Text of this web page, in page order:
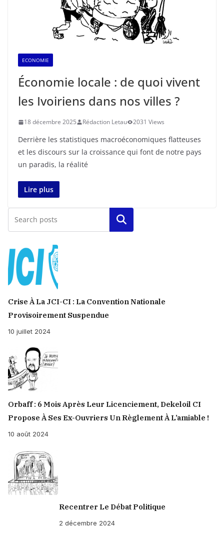
ECONOMIE
Économie locale : de quoi vivent
les Ivoiriens dans nos villes ?
18 décembre 2025 Rédaction Letau 2031 Views
Derrière les statistiques macroéconomiques flatteuses
et les discours sur la croissance qui font de notre pays
un paradis, la réalité
Lire plus
Rechercher
Crise À La JCI-CI : La Convention Nationale
Provisoirement Suspendue
10 juillet 2024
Orbaff : 6 Mois Après Leur Licenciement, Dekeloil CI
Propose À Ses Ex-Ouvriers Un Règlement À L’amiable !
10 août 2024
Recentrer Le Débat Politique
2 décembre 2024